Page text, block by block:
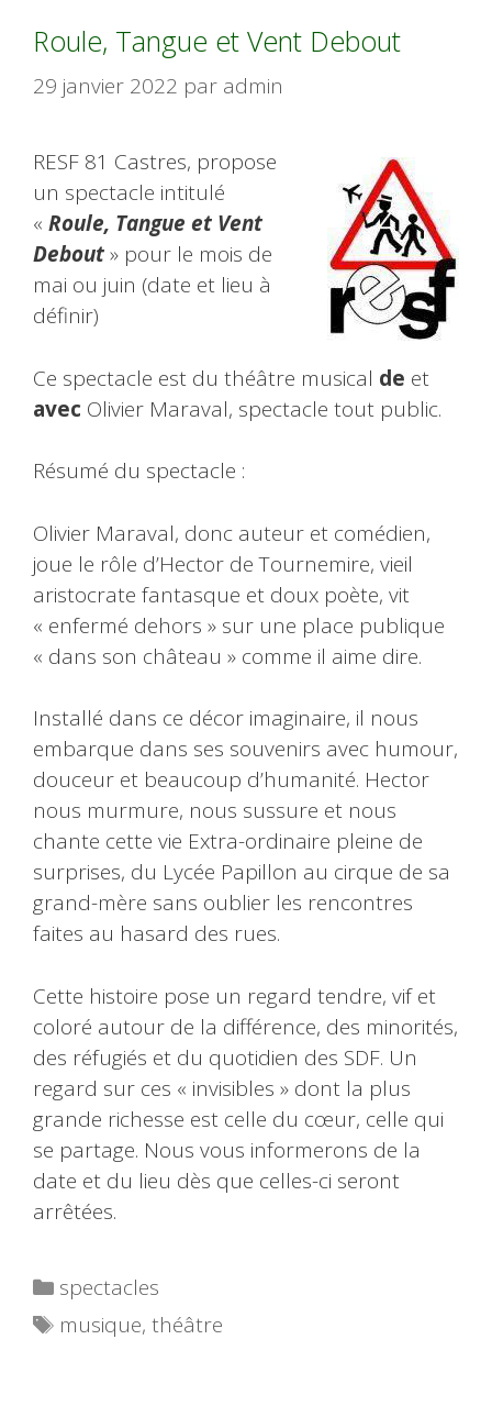
Roule, Tangue et Vent Debout
29 janvier 2022 par admin
RESF 81 Castres, propose
un spectacle intitulé
« Roule, Tangue et Vent
Debout» pour le mois de
mai ou juin (date et lieu à
définir)
Ce spectacle est du théâtre musical de et
avec Olivier Maraval, spectacle tout public.
Résumé du spectacle :
Olivier Maraval, donc auteur et comédien,
joue le rôle d’Hector de Tournemire, vieil
aristocrate fantasque et doux poète, vit
« enfermé dehors » sur une place publique
« dans son château » comme il aime dire.
Installé dans ce décor imaginaire, il nous
embarque dans ses souvenirs avec humour,
douceur et beaucoup d’humanité. Hector
nous murmure, nous sussure et nous
chante cette vie Extra-ordinaire pleine de
surprises, du Lycée Papillon au cirque de sa
grand-mère sans oublier les rencontres
faites au hasard des rues.
Cette histoire pose un regard tendre, vif et
coloré autour de la différence, des minorités,
des réfugiés et du quotidien des SDF. Un
regard sur ces « invisibles » dont la plus
grande richesse est celle du cœur, celle qui
se partage. Nous vous informerons de la
date et du lieu dès que celles-ci seront
arrêtées.
Catégories
spectacles
Étiquettes
musique,théâtre